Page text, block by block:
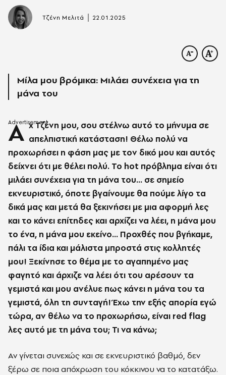
Τζένη Μελιτά | 22.01.2025
Μίλα μου βρόμικα: Mιλάει συνέχεια για τη
μάνα του
Α χ Τζένη μου, σου στέλνω αυτό το μήνυμα σε
απελπιστική κατάσταση! Θέλω πολύ να
προχωρήσει η φάση μας με τον δικό μου και αυτός
δείχνει ότι με θέλει πολύ. Το hot πρόβλημα είναι ότι
μιλάει συνέχεια για τη μάνα του... σε σημείο
εκνευριστικό, όποτε βγαίνουμε θα πούμε λίγο τα
δικά μας και μετά θα ξεκινήσει με μια αφορμή λες
και το κάνει επίτηδες και αρχίζει να λέει, η μάνα μου
το ένα, η μάνα μου εκείνο... Προχθές που βγήκαμε,
πάλι τα ίδια και μάλιστα μπροστά στις κολλητές
μου! Ξεκίνησε το θέμα με το αγαπημένο μας
φαγητό και άρχιζε να λέει ότι του αρέσουν τα
γεμιστά και μου ανέλυε πως κάνει η μάνα του τα
γεμιστά, όλη τη συνταγή! Έχω την εξής απορία εγώ
τώρα, αν θέλω να το προχωρήσω, είναι red flag
λες αυτό με τη μάνα του; Τι να κάνω;
Αν γίνεται συνεχώς και σε εκνευριστικό βαθμό, δεν
ξέρω σε ποια απόχρωση του κόκκινου να το κατατάξω.